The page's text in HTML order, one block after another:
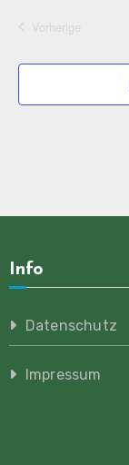
Vorherige
Info
Datenschutz
Impressum